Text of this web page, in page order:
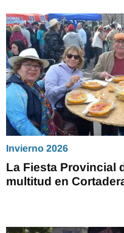
Invierno 2026
La Fiesta Provincial
multitud en